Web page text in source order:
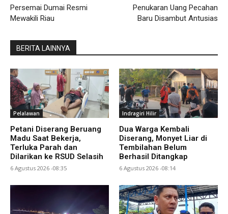
Persemai Dumai Resmi
Mewakili Riau
Penukaran Uang Pecahan
Baru Disambut Antusias
BERITA LAINNYA
Pelalawan
Petani Diserang Beruang
Madu Saat Bekerja,
Terluka Parah dan
Dilarikan ke RSUD Selasih
6 Agustus 2026 -08:35
Indragiri Hilir
Dua Warga Kembali
Diserang, Monyet Liar di
Tembilahan Belum
Berhasil Ditangkap
6 Agustus 2026 -08:14